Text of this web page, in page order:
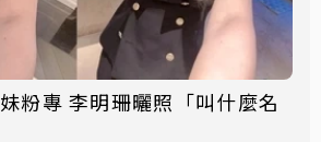
粉專 李明珊曬照「叫什麼名